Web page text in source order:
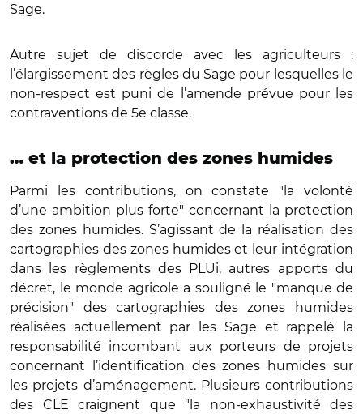
Sage.
Autre sujet de discorde avec les agriculteurs :
l’élargissement des règles du Sage pour lesquelles le
non-respect est puni de l’amende prévue pour les
contraventions de 5e classe.
… et la protection des zones humides
Parmi les contributions, on constate "la volonté
d’une ambition plus forte" concernant la protection
des zones humides. S’agissant de la réalisation des
cartographies des zones humides et leur intégration
dans les règlements des PLUi, autres apports du
décret, le monde agricole a souligné le "manque de
précision" des cartographies des zones humides
réalisées actuellement par les Sage et rappelé la
responsabilité incombant aux porteurs de projets
concernant l’identification des zones humides sur
les projets d’aménagement. Plusieurs contributions
des CLE craignent que "la non-exhaustivité des